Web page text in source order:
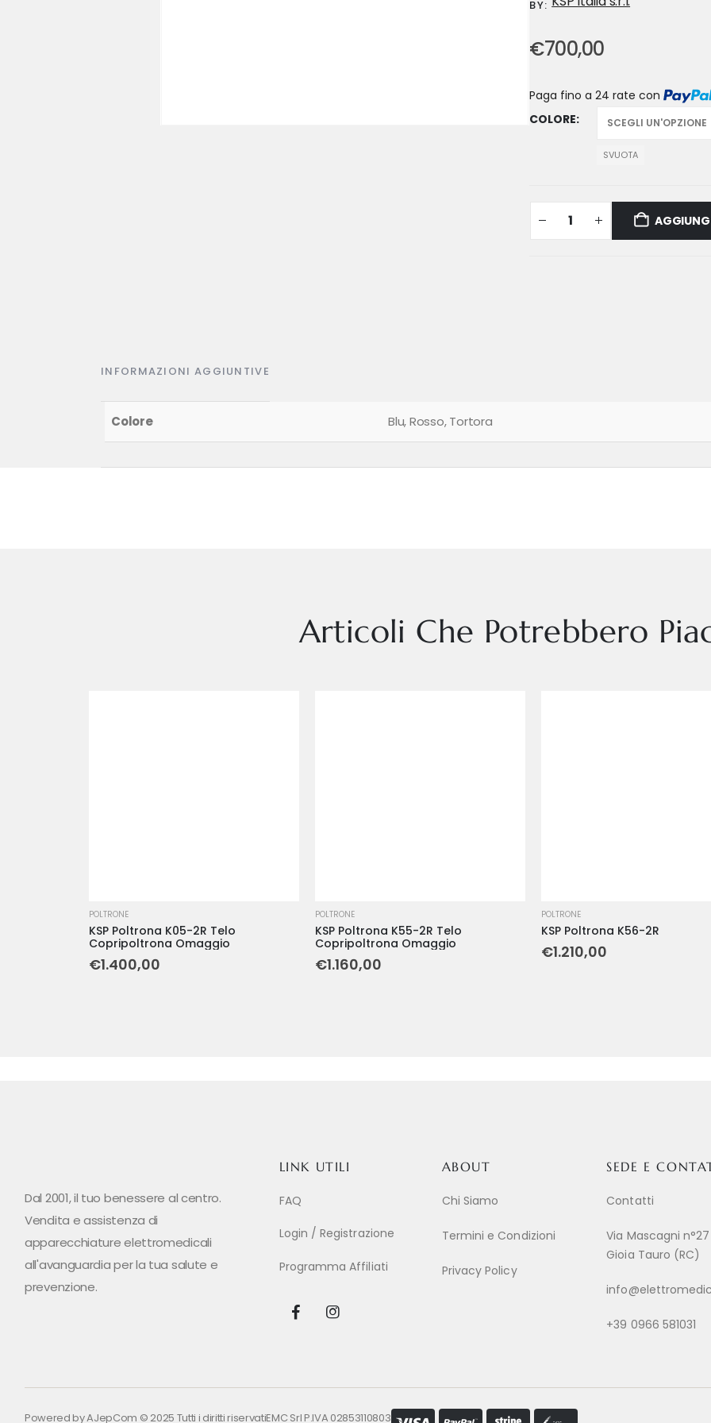
BY:
€700,00
Paga fino a 24 rate con
COLORE
SVUOTA
INFORMAZIONI AGGIUNTIVE
Colore Blu, Rosso, Tortora
Articoli Che Potrebbero
POLTRONE
KSP Poltrona K05-2R Telo
Copripoltrona Omaggio
€1.400,00
POLTRONE
KSP Poltrona K55-2R Telo
Copripoltrona Omaggio
€1.160,00
POLTRONE
KSP Poltrona K56-2R
€1.210,00
Dal 2001, il tuo benessere al centro.
Vendita e assistenza di
apparecchiature elettromedicali
all'avanguardia per la tua salute e
prevenzione.
LINK UTILI
FAQ
Login / Registrazione
Programma Affiliati
ABOUT
Chi Siamo
Termini e Condizioni
Privacy Policy
SEDE E
Contatti
Via Mascagni
Gioia Tauro (RC)
+39 0966 581031
Powered byAJepCom © 2025 Tutti i diritti riservatiEMC Srl P.IVA 02853110803